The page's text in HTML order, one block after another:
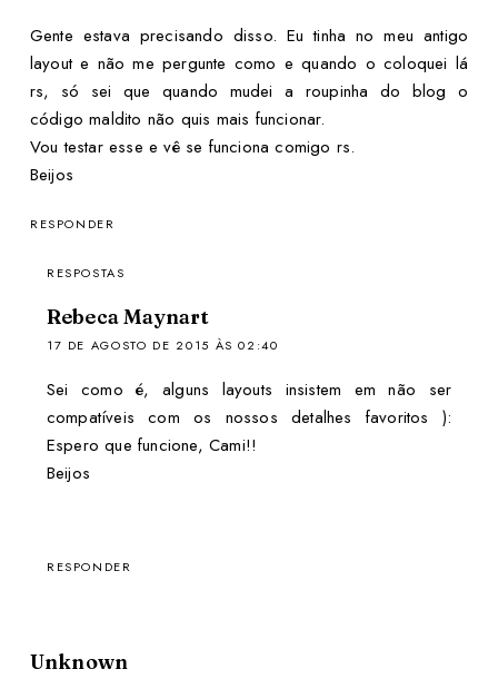
Gente estava precisando disso. Eu tinha no meu antigo
layout e não me pergunte como e quando o coloquei lá
rs, só sei que quando mudei a roupinha do blog o
código maldito não quis mais funcionar.
Vou testar esse e vê se funciona comigo rs.
Beijos
RESPONDER
RESPOSTAS
Rebeca Maynart
17 DE AGOSTO DE 2015 ÀS 02:40
Sei como é, alguns layouts insistem em não ser
compatíveis com os nossos detalhes favoritos ):
Espero que funcione, Cami!!
Beijos
RESPONDER
Unknown